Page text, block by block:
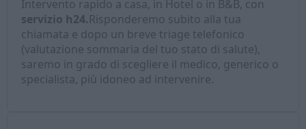
Intervento rapido a casa, in Hotel o in B&B, con
servizio h24.Risponderemo subito alla tua
chiamata e dopo un breve triage telefonico
(valutazione sommaria del tuo stato di salute),
saremo in grado di scegliere il medico, generico o
specialista, più idoneo ad intervenire.